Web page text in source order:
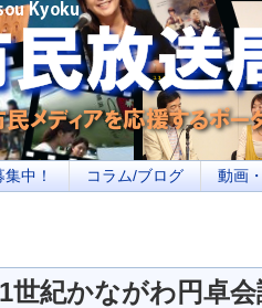
送局・メディアを応援するポータルサ
中！ コラム/ブログ 動画
世紀かながわ円卓